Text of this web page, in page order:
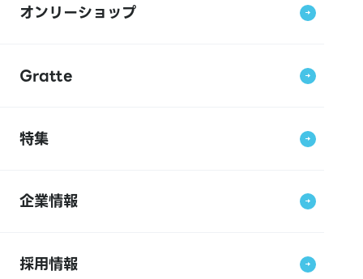
オンリーショップ
Gratte
特集
企業情報
採用情報